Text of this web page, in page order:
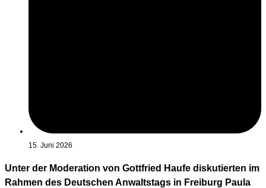
15. Juni 2026
Unter der Moderation von Gottfried Haufe diskutierten im
Rahmen des Deutschen Anwaltstags in Freiburg Paula